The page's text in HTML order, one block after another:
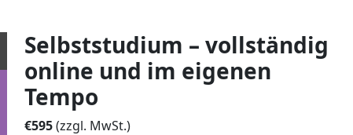
Selbststudium – vollständig
online und im eigenen
Tempo
€595(zzgl. MwSt.)